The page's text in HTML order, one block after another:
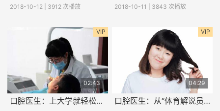
2018-10-12 | 3912 次播放
2018-10-11 | 3843 次播放
VIP
02:43
口腔医生：上大学就轻松了？没有的事儿！
VIP
04:29
口腔医生：从“体育解说员”到“口腔医生”